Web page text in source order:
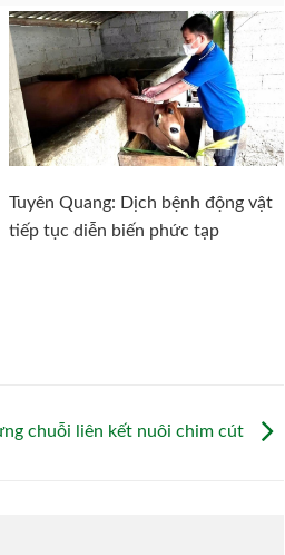
Tuyên Quang: Dịch bệnh động vật
tiếp tục diễn biến phức tạp
chuỗi liên kết nuôi chim cút